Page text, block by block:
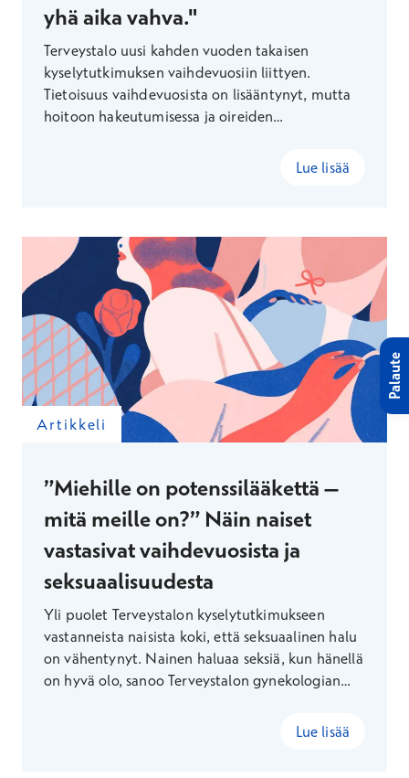
yhä aika vahva."
Terveystalo uusi kahden vuoden takaisen
kyselytutkimuksen vaihdevuosiin liittyen.
Tietoisuus vaihdevuosista on lisääntynyt, mutta
hoitoon hakeutumisessa ja oireiden
Lue lisää
Artikkeli
”Miehille on potenssilääkettä –
mitä meille on?” Näin naiset
vastasivat vaihdevuosista ja
seksuaalisuudesta
Yli puolet Terveystalon kyselytutkimukseen
vastanneista naisista koki, että seksuaalinen halu
on vähentynyt. Nainen haluaa seksiä, kun hänellä
on hyvä olo, sanoo Terveystalon gynekologian
Lue lisää
Palaute